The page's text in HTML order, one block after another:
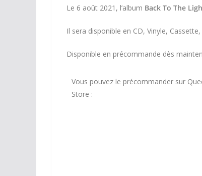
Le 6 août 2021, l’album Back To The
Il sera disponible en CD, Vinyle,
Disponible en précommande dès
Vous pouvez le précommander sur
Store :